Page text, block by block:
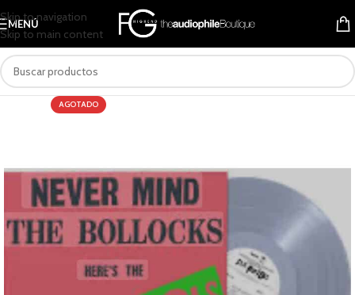
Skip to navigation
Skip to main content
MENÚ
AGOTADO